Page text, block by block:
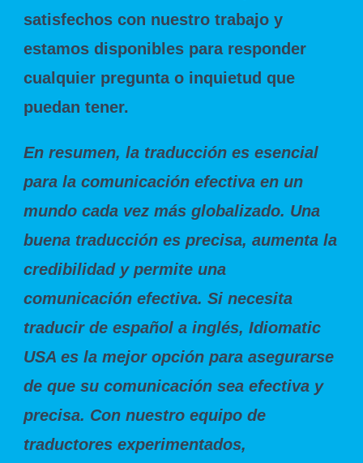
satisfechos con nuestro trabajo y
estamos disponibles para responder
cualquier pregunta o inquietud que
puedan tener.
En resumen, la traducción es esencial
para la comunicación efectiva en un
mundo cada vez más globalizado. Una
buena traducción es precisa, aumenta la
credibilidad y permite una
comunicación efectiva. Si necesita
traducir de español a inglés, Idiomatic
USA es la mejor opción para asegurarse
de que su comunicación sea efectiva y
precisa. Con nuestro equipo de
traductores experimentados,